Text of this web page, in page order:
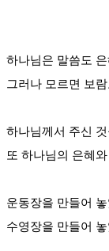
하나님은 말씀도
그러나 모르면 보
하나님께서 주신
또 하나님의 은혜
운동장을 만들어
수영장을 만들어